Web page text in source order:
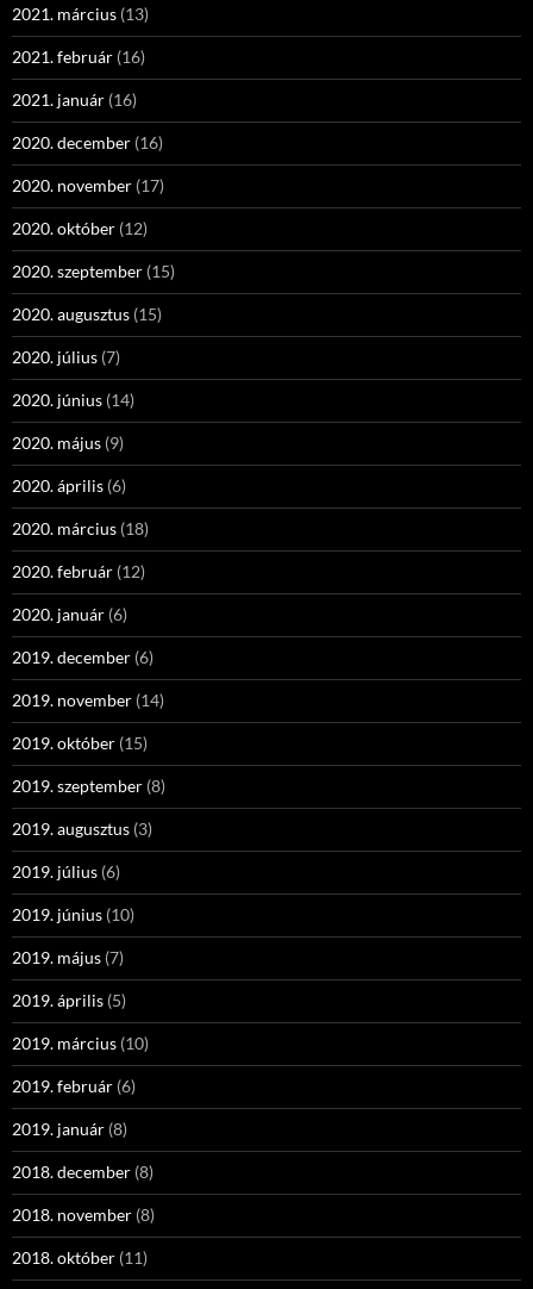
2021. március (13)
2021. február (16)
2021. január (16)
2020. december (16)
2020. november (17)
2020. október (12)
2020. szeptember (15)
2020. augusztus (15)
2020. július (7)
2020. június (14)
2020. május (9)
2020. április (6)
2020. március (18)
2020. február (12)
2020. január (6)
2019. december (6)
2019. november (14)
2019. október (15)
2019. szeptember (8)
2019. augusztus (3)
2019. július (6)
2019. június (10)
2019. május (7)
2019. április (5)
2019. március (10)
2019. február (6)
2019. január (8)
2018. december (8)
2018. november (8)
2018. október (11)